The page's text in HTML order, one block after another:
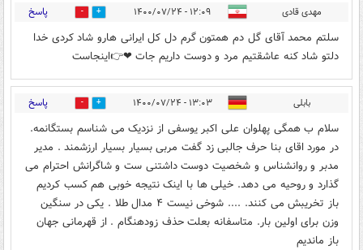
مهدی قادی ۱۲:۰۹ - ۱۴۰۰/۰۷/۲۴ 0 پاسخ
سلتم محمد آقای گل دم همتون گرم دل کل ایرانی هارو شاد کردی خدا
دلتو شاد کنه عاشقتیم مرد و دوست داریم جات ❤👉اینجاست
بابلی ۱۳:۰۳ - ۱۴۰۰/۰۷/۲۴ 0 پاسخ
سلام ب همگی پهلوان علی اکبر یوسفی از نزدیک می شناسم بستگانمه.
در مورد اقای بنا حرف جالبی زد گفت مربی بسیار بسیار ارزشمند . مدیر
مدبر و روانشناس و شخصیت دوست داشتنی ست و شاگرانش احترام می
گذارد و روحیه می دهد. خیلی ها با اینک نتیجه خوبی هم کسب کردیم
باز تخریبش می کنند. .... شوخی نیست ۴ مدال طلا . یکی در سنگین
وزن برای اولین بار. متاسفانه بعلت حذف زودهنگام . از قهرمانی جهان
باز ماندیم